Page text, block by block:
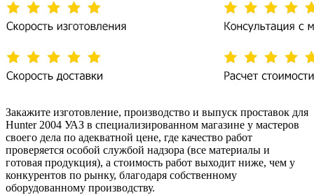
Закажите изготовление, производство и выпуск проставок для
Hunter 2004 УАЗ в специализированном магазине у мастеров
своего дела по адекватной цене, где качество работ
проверяется особой службой надзора (все материалы и
готовая продукция), а стоимость работ выходит ниже, чем у
конкурентов по рынку, благодаря собственному
оборудованному производству.